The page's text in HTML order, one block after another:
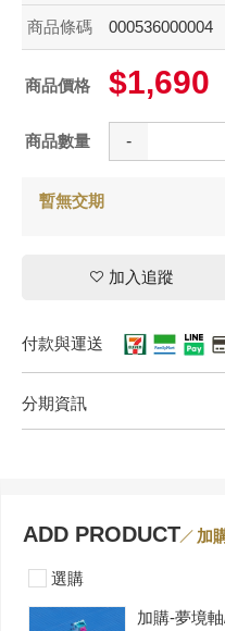
商品條碼 000536000004
商品價格 $1,690
商品數量 -
暫無交期
加入追蹤
付款與運送
分期資訊
ADD PRODUCT 加
選購
加購-夢境